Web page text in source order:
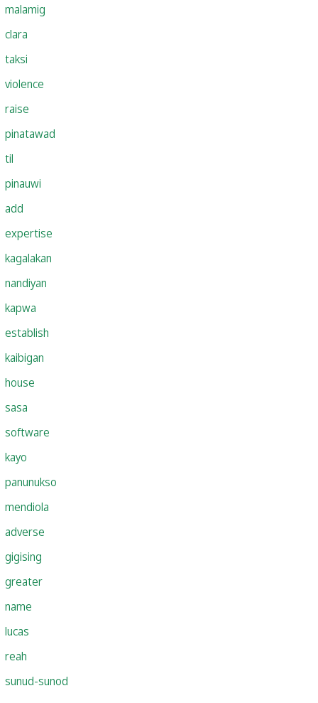
malamig
clara
taksi
violence
raise
pinatawad
til
pinauwi
add
expertise
kagalakan
nandiyan
kapwa
establish
kaibigan
house
sasa
software
kayo
panunukso
mendiola
adverse
gigising
greater
name
lucas
reah
sunud-sunod